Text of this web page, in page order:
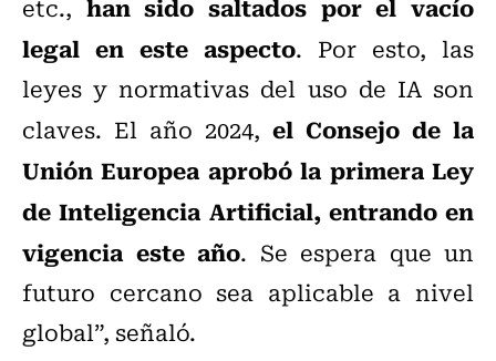
etc.,
legal en este aspecto. Por esto, las
leyes y normativas del uso de IA son
claves. El año 2024, el Consejo de la
Unión Europea aprobó la primera Ley
de Inteligencia Artificial, entrando en
vigencia este año. Se espera que un
futuro cercano sea aplicable a nivel
global”, señaló.